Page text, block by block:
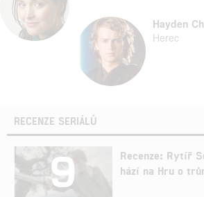
Hayden
Herec
RECENZE SERIÁLŮ
9
Recenze: Rytíř
hází na Hru o